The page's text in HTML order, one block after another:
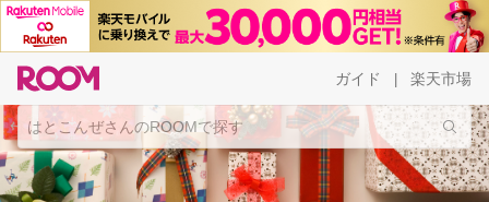
ガイド 楽天市場